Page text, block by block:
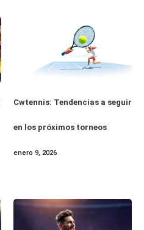
Cwtennis: Tendencias a seguir
en los próximos torneos
enero 9, 2026